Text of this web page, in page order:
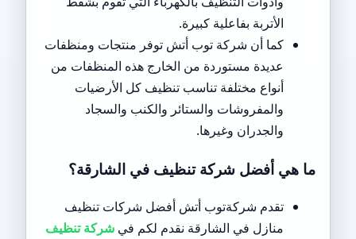
الأتربة بفاعلية كبيرة.
كما أن شركة توب أتش توفر منتجات ومنظفات
عديدة مستوردة من الخارج هذه المنظفات من
أنواع مختلفة تناسب تنظيف كل الأرضيات
والمفروشات والستائر والكنب والسجاد
والجدران وغيرها.
ما هي أفضل شركة تنظيف في الشارقة؟
تقدم شركةتوب أتش أفضل شركات تنظيف
منازل في الشارقة نقدم لكم في شركة تنظيف